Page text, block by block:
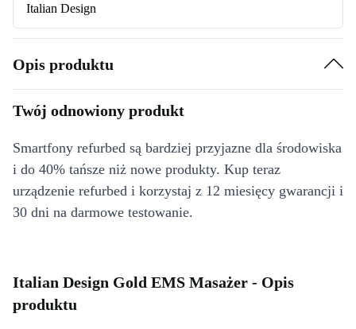
Italian Design
Opis produktu
Twój odnowiony produkt
Smartfony refurbed są bardziej przyjazne dla środowiska
i do 40% tańsze niż nowe produkty. Kup teraz
urządzenie refurbed i korzystaj z 12 miesięcy gwarancji i
30 dni na darmowe testowanie.
Italian Design Gold EMS Masażer - Opis
produktu